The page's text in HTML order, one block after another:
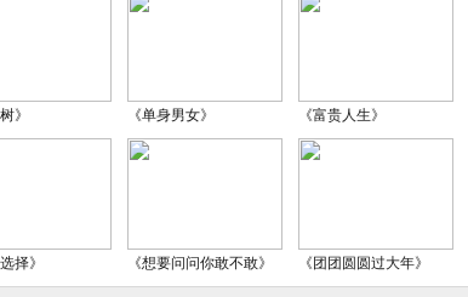
》 《单身男女》 《富贵人生》
择》 《想要问问你敢不敢》 《团团圆圆过大年》